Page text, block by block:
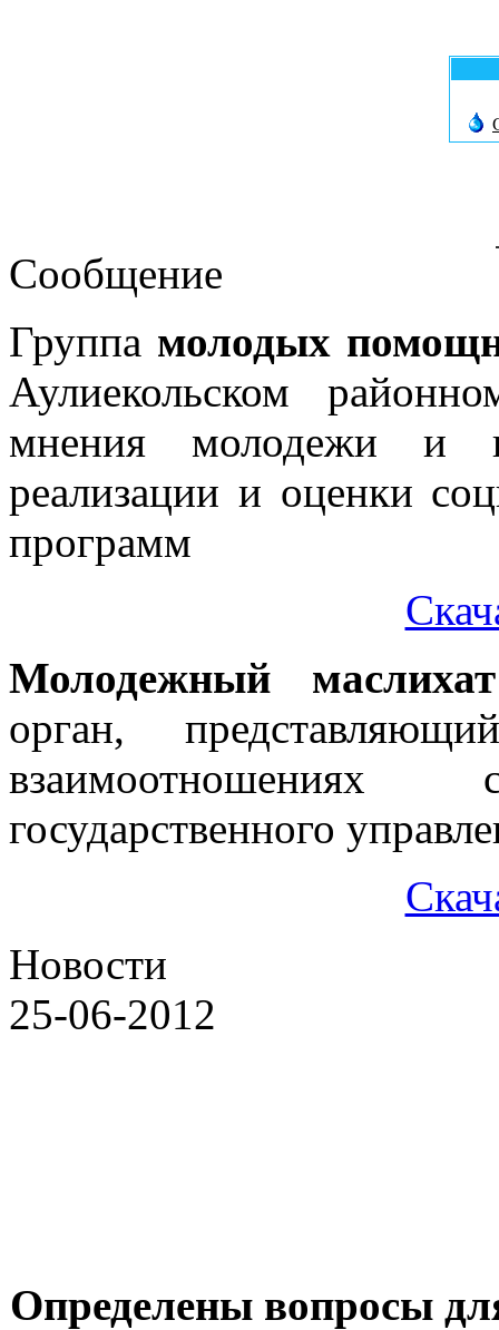
Сообщение
Группа молодых
Аулиекольском
мнения молодежи и
реализации и оценки
программ
Молодежный маслихат
орган,
государственного
Новости
25-06-2012
Определены вопросы